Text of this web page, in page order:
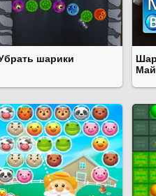
шарики